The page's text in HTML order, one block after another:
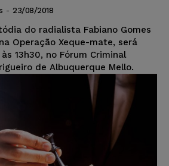
- 23/08/2018
do radialista Fabiano Gomes
Operação Xeque-mate, será
13h30, no Fórum Criminal
de Albuquerque Mello.